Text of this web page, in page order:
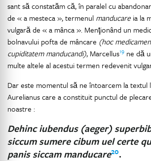
sant să constatăm că, în paralel cu
de « a mesteca », termenul manducare ia la
vulgară de « a mânca ». Menţionând un
bolnavului pofta de mâncare (hoc
cupiditatem manducandi), Marcellus19 ne dă
multe altele al acestui termen redevenit
Dar este momentul să ne întoarcem la textul
Aurelianus care a constituit punctul de
noastre :
Dehinc iubendus (aeger)
siccum sumere cibum uel certe
panis siccam manducare20.